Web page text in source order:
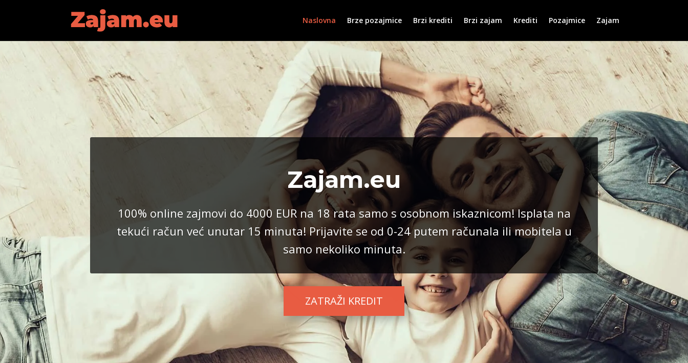
Naslovna Brze pozajmice Brzi krediti Brzi zajam Krediti Pozajmice Zajam
Zajam.eu
100% online zajmovi do 4000 EUR na 18 rata samo s osobnom iskaznicom! Isplata na
tekući račun već unutar 15 minuta! Prijavite se od 0-24 putem računala ili mobitela u
samo nekoliko minuta.
ZATRAŽI KREDIT